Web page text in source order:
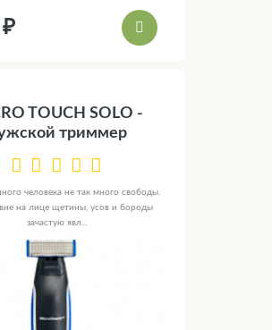
TOUCH SOLO -
триммер
человека не так много свободы.
на лице щетины, усов и бороды
зачастую явл...